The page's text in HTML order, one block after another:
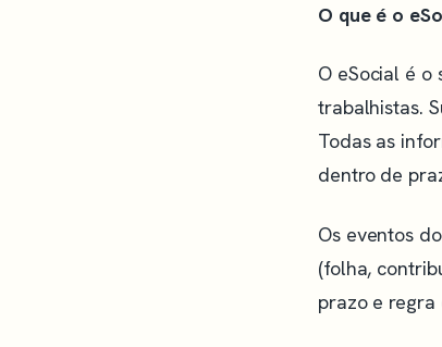
O que é o
O eSocial é
trabalhistas.
Todas as
dentro de
Os eventos
(folha,
prazo e regra